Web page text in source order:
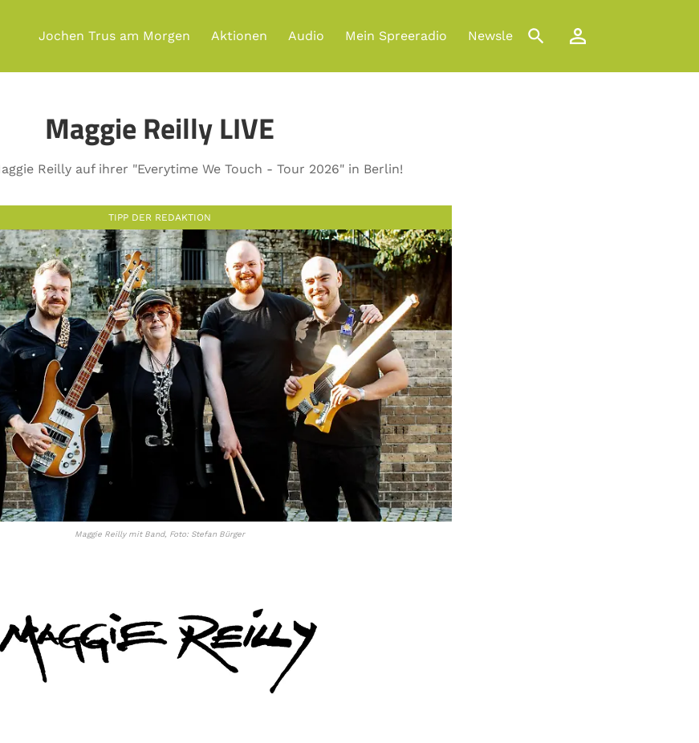
Jochen Trus am Morgen Aktionen Audio Mein Spreeradio Newsletter
Maggie Reilly LIVE
Reilly auf ihrer "Everytime We Touch - Tour 2026" in Berlin!
TIPP DER REDAKTION
Maggie Reilly mit Band, Foto: Stefan Bürger